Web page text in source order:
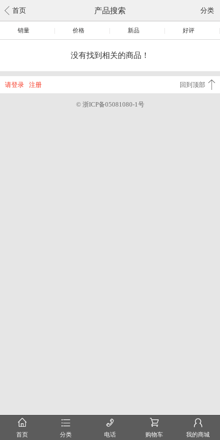
首页 产品搜索 分类
销量 价格 新品 好评
没有找到相关的商品！
请登录 注册 回到顶部
© 浙ICP备05081080-1号
󰂠
首页
󰂦
分类
󰄫
电话
󰂟
购物车
󰂢
我的商城